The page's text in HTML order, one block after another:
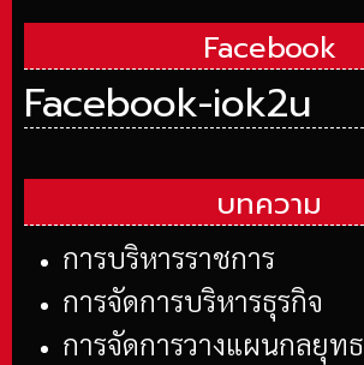
Facebook
Facebook-iok2u
บทความ
การบริหารราชการ
การจัดการบริหารธุรกิจ
การจัดการวางแผนกลยุทธ